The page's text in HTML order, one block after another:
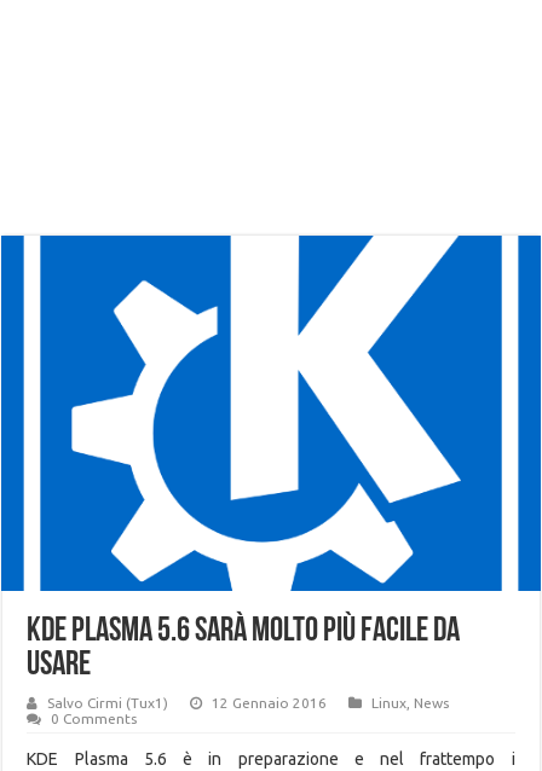
KDE Plasma 5.6 sarà molto più facile da
usare
Salvo Cirmi (Tux1) 12 Gennaio 2016 Linux News
0 Comments
KDE Plasma 5.6 è in preparazione e nel frattempo i